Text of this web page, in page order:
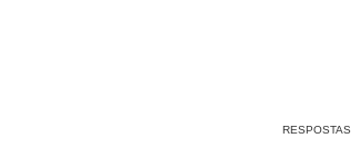
RESPOSTAS